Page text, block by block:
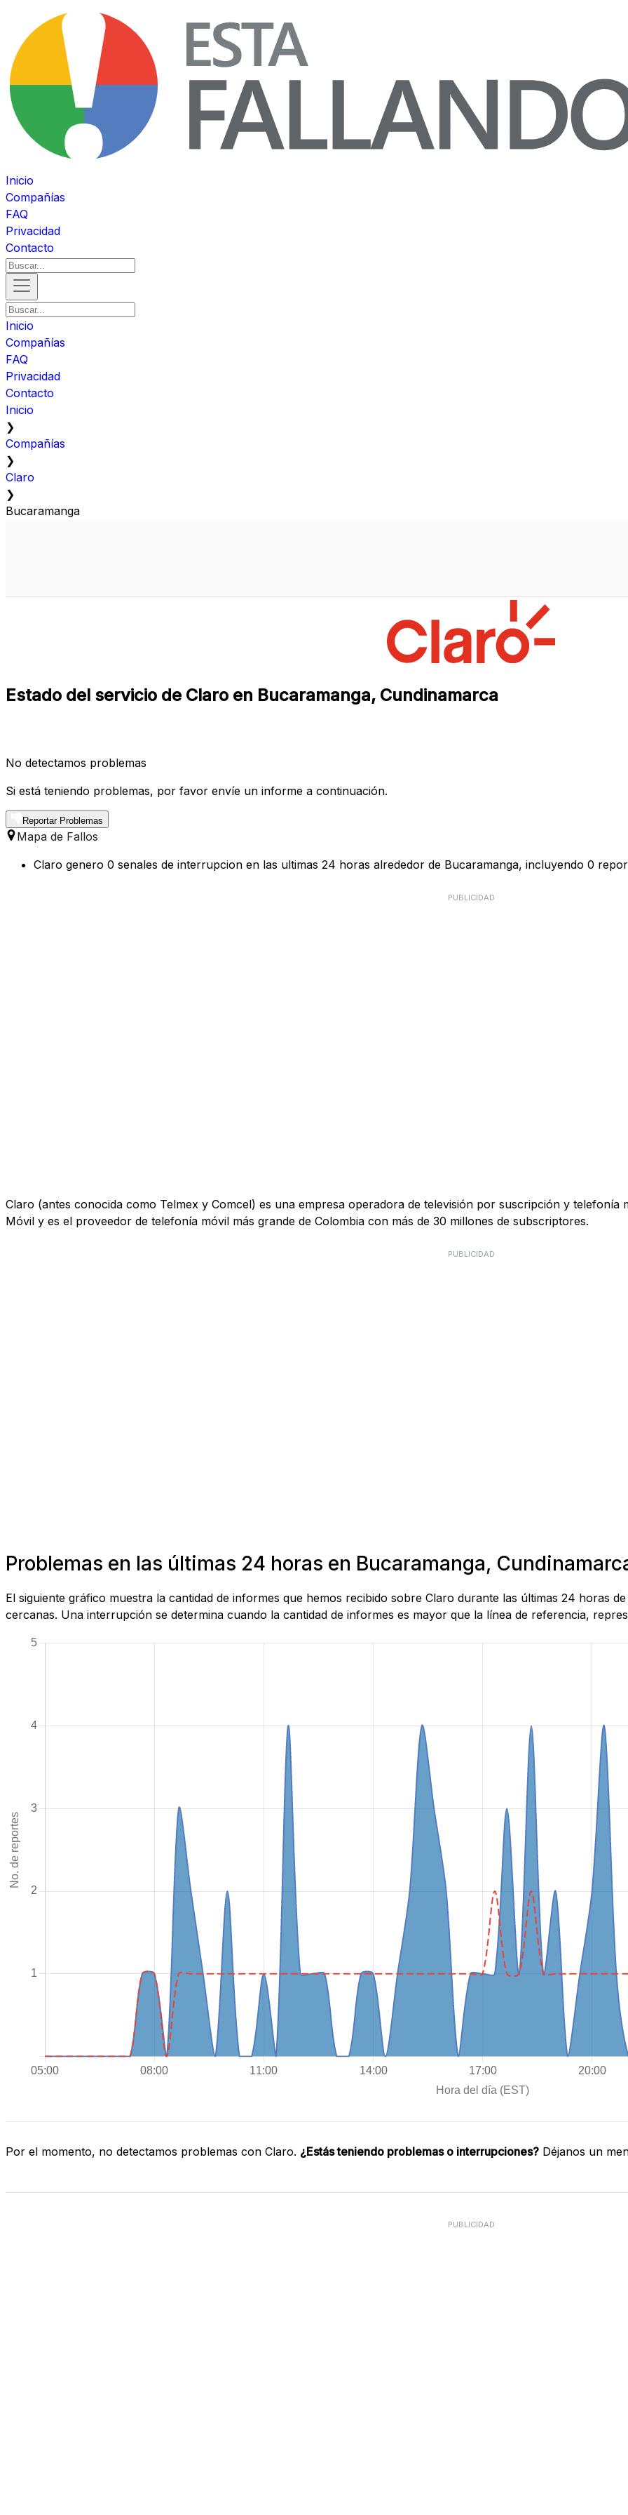
Inicio
Compañías
FAQ
Privacidad
Contacto
Inicio
Compañías
FAQ
Privacidad
Contacto
Inicio
❯
Compañías
❯
Claro
❯
Bucaramanga
Estado del servicio de Claro en Bucaramanga, Cundinamarca
No detectamos problemas
Si está teniendo problemas, por favor envíe un informe a continuación.
Reportar Problemas
Mapa de Fallos
Claro genero 0 senales de interrupcion en las ultimas 24 horas alrededor de Bucaramanga, incluyendo 0
PUBLICIDAD
Claro (antes conocida como Telmex y Comcel) es una empresa operadora de televisión por suscripción y telefonía
Móvil y es el proveedor de telefonía móvil más grande de Colombia con más de 30 millones de subscriptores.
PUBLICIDAD
Problemas en las últimas 24 horas en Bucaramanga,
El siguiente gráfico muestra la cantidad de informes que hemos recibido sobre Claro durante las últimas 24 horas
cercanas. Una interrupción se determina cuando la cantidad de informes es mayor que la línea de referencia,
Por el momento, no detectamos problemas con Claro. ¿Estás teniendo problemas o interrupciones? Déjanos un
PUBLICIDAD